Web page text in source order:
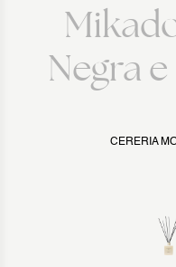
Negra
CERERIA